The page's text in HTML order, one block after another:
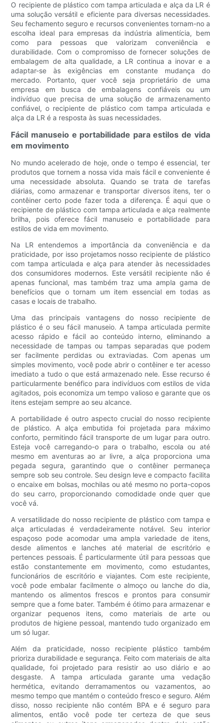
O recipiente de plástico com tampa articulada e alça da LR é
uma solução versátil e eficiente para diversas necessidades.
Seu fechamento seguro e recursos convenientes tornam-no a
escolha ideal para empresas da indústria alimentícia, bem
como para pessoas que valorizam conveniência e
durabilidade. Com o compromisso de fornecer soluções de
embalagem de alta qualidade, a LR continua a inovar e a
adaptar-se às exigências em constante mudança do
mercado. Portanto, quer você seja proprietário de uma
empresa em busca de embalagens confiáveis ​​ou um
indivíduo que precisa de uma solução de armazenamento
confiável, o recipiente de plástico com tampa articulada e
alça da LR é a resposta às suas necessidades.
Fácil manuseio e portabilidade para estilos de vida
em movimento
No mundo acelerado de hoje, onde o tempo é essencial, ter
produtos que tornem a nossa vida mais fácil e conveniente é
uma necessidade absoluta. Quando se trata de tarefas
diárias, como armazenar e transportar diversos itens, ter o
contêiner certo pode fazer toda a diferença. É aqui que o
recipiente de plástico com tampa articulada e alça realmente
brilha, pois oferece fácil manuseio e portabilidade para
estilos de vida em movimento.
Na LR entendemos a importância da conveniência e da
praticidade, por isso projetamos nosso recipiente de plástico
com tampa articulada e alça para atender às necessidades
dos consumidores modernos. Este versátil recipiente não é
apenas funcional, mas também traz uma ampla gama de
benefícios que o tornam um item essencial em todas as
casas e locais de trabalho.
Uma das principais vantagens do nosso recipiente de
plástico é o seu fácil manuseio. A tampa articulada permite
acesso rápido e fácil ao conteúdo interno, eliminando a
necessidade de tampas ou tampas separadas que podem
ser facilmente perdidas ou extraviadas. Com apenas um
simples movimento, você pode abrir o contêiner e ter acesso
imediato a tudo o que está armazenado nele. Esse recurso é
particularmente benéfico para indivíduos com estilos de vida
agitados, pois economiza um tempo valioso e garante que os
itens estejam sempre ao seu alcance.
A portabilidade é outro aspecto crucial do nosso recipiente
de plástico. A alça embutida foi projetada para máximo
conforto, permitindo fácil transporte de um lugar para outro.
Esteja você carregando-o para o trabalho, escola ou até
mesmo em aventuras ao ar livre, a alça proporciona uma
pegada segura, garantindo que o contêiner permaneça
sempre sob seu controle. Seu design leve e compacto facilita
o encaixe em bolsas, mochilas ou até mesmo no porta-copos
do seu carro, proporcionando comodidade onde quer que
você vá.
A versatilidade do nosso recipiente de plástico com tampa e
alça articuladas é verdadeiramente notável. Seu interior
espaçoso pode acomodar uma ampla variedade de itens,
desde alimentos e lanches até material de escritório e
pertences pessoais. É particularmente útil para pessoas que
estão constantemente em movimento, como estudantes,
funcionários de escritório e viajantes. Com este recipiente,
você pode embalar facilmente o almoço ou lanche do dia,
mantendo os alimentos frescos e prontos para consumir
sempre que a fome bater. Também é ótimo para armazenar e
organizar pequenos itens, como materiais de arte ou
produtos de higiene pessoal, mantendo tudo organizado em
um só lugar.
Além da praticidade, nosso recipiente plástico também
prioriza durabilidade e segurança. Feito com materiais de alta
qualidade, foi projetado para resistir ao uso diário e ao
desgaste. A tampa articulada garante uma vedação
hermética, evitando derramamentos ou vazamentos, ao
mesmo tempo que mantém o conteúdo fresco e seguro. Além
disso, nosso recipiente não contém BPA e é seguro para
alimentos, então você pode ter certeza de que seus